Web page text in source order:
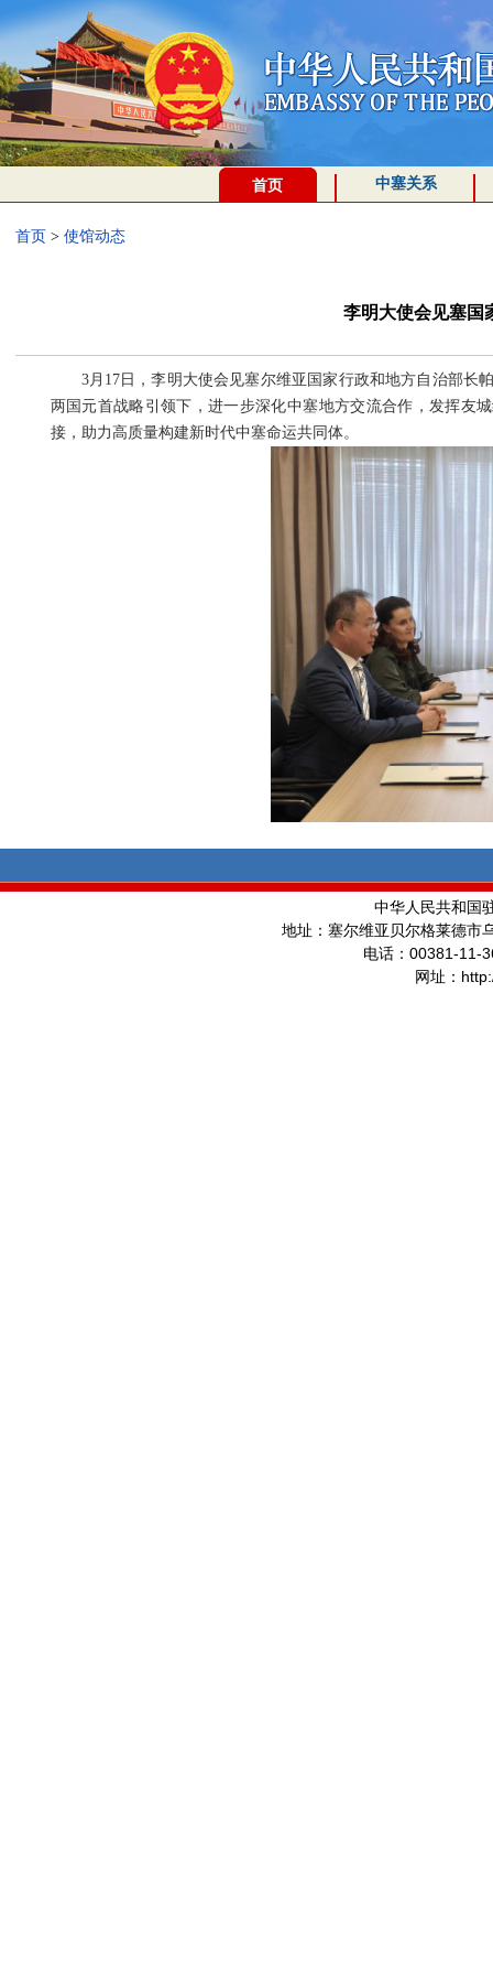
首页 中塞关系
首页 > 使馆动态
李明大使会见塞国
3月17日，李明大使会见塞尔维亚国家行政和地方自治部长
两国元首战略引领下，进一步深化中塞地方交流合作，发挥友
接，助力高质量构建新时代中塞命运共同体。
中华人民共和国
地址：塞尔维亚贝尔格莱德市
电话： 00381-11-
网址：